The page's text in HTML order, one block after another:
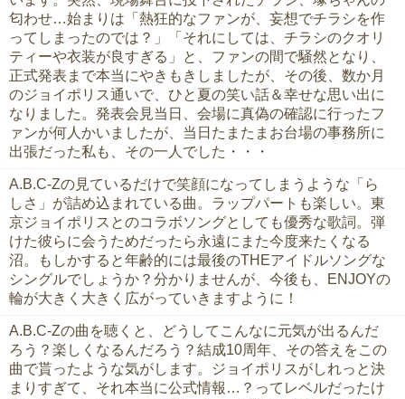
匂わせ…始まりは「熱狂的なファンが、妄想でチラシを作
ってしまったのでは？」「それにしては、チラシのクオリ
ティーや衣装が良すぎる」と、ファンの間で騒然となり、
正式発表まで本当にやきもきしましたが、その後、数か月
のジョイポリス通いで、ひと夏の笑い話＆幸せな思い出に
なりました。発表会見当日、会場に真偽の確認に行ったフ
ァンが何人かいましたが、当日たまたまお台場の事務所に
出張だった私も、その一人でした・・・
A.B.C-Zの見ているだけで笑顔になってしまうような「ら
しさ」が詰め込まれている曲。ラップパートも楽しい。東
京ジョイポリスとのコラボソングとしても優秀な歌詞。弾
けた彼らに会うためだったら永遠にまた今度来たくなる
沼。もしかすると年齢的には最後のTHEアイドルソングな
シングルでしょうか？分かりませんが、今後も、ENJOYの
輪が大きく大きく広がっていきますように！
A.B.C-Zの曲を聴くと、どうしてこんなに元気が出るんだ
ろう？楽しくなるんだろう？結成10周年、その答えをこの
曲で貰ったような気がします。ジョイポリスがしれっと決
まりすぎて、それ本当に公式情報…？ってレベルだったけ